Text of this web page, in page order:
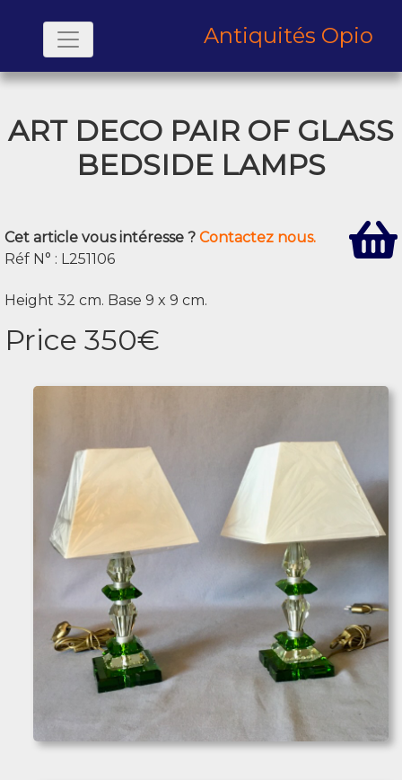
Antiquités Opio
ART DECO PAIR OF GLASS
BEDSIDE LAMPS
Cet article vous intéresse ? Contactez nous.
Réf N° : L251106
Height 32 cm. Base 9 x 9 cm.
Price 350€